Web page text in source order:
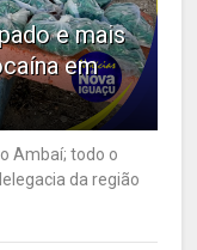
e mais
em
Ambaí; todo o
da região